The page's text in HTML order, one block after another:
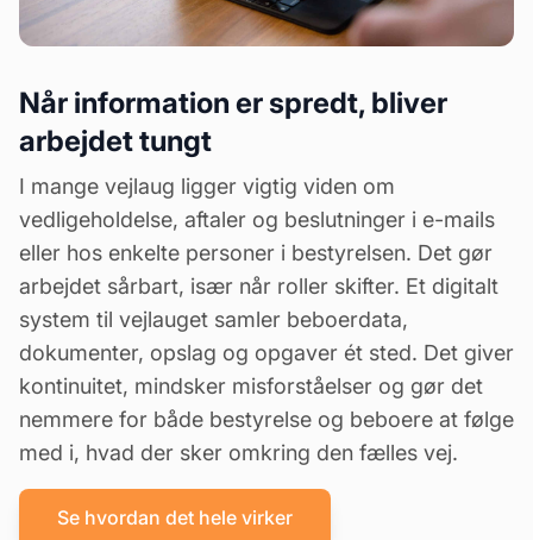
Når information er spredt, bliver
arbejdet tungt
I mange vejlaug ligger vigtig viden om
vedligeholdelse, aftaler og beslutninger i e-mails
eller hos enkelte personer i bestyrelsen. Det gør
arbejdet sårbart, især når roller skifter. Et digitalt
system til vejlauget samler beboerdata,
dokumenter, opslag og opgaver ét sted. Det giver
kontinuitet, mindsker misforståelser og gør det
nemmere for både bestyrelse og beboere at følge
med i, hvad der sker omkring den fælles vej.
Se hvordan det hele virker